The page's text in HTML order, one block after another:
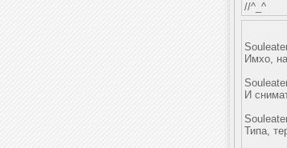
//^_^
Имхо,
И
Типа,